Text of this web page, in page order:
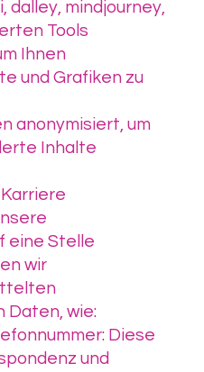
dalley, mindjourney,
Tools
Ihnen
und Grafiken zu
anonymisiert, um
Inhalte
eine Stelle
wir
Daten, wie:
Diese
und